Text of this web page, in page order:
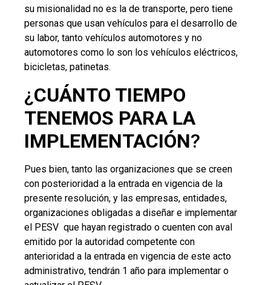
su misionalidad no es la de transporte, pero tiene
personas que usan vehículos para el desarrollo de
su labor, tanto vehículos automotores y no
automotores como lo son los vehículos eléctricos,
bicicletas, patinetas.
¿CUÁNTO TIEMPO
TENEMOS PARA LA
IMPLEMENTACIÓN?
Pues bien, tanto las organizaciones que se creen
con posterioridad a la entrada en vigencia de la
presente resolución, y las empresas, entidades,
organizaciones obligadas a diseñar e implementar
el PESV que hayan registrado o cuenten con aval
emitido por la autoridad competente con
anterioridad a la entrada en vigencia de este acto
administrativo, tendrán 1 año para implementar o